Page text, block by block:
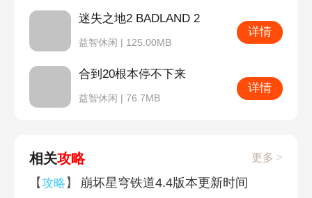
迷失之地2 BADLAND 2
益智休闲 | 125.00MB
详情
合到20根本停不下来
益智休闲 | 76.7MB
详情
相关攻略 更多 >
【攻略 】
崩坏星穹铁道4.4版本更新时间